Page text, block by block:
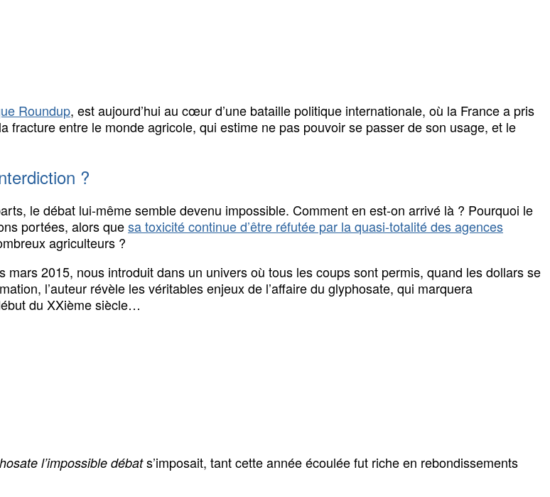
Roundup, est aujourd’hui au cœur d’une bataille politique internationale, où la France a pris
entre le monde agricole, qui estime ne pas pouvoir se passer de son usage, et le
?
le débat lui-même semble devenu impossible. Comment en est-on arrivé là ? Pourquoi le
portées, alors quesa toxicité continue d’être réfutée par la quasi-totalité des agences
agriculteurs ?
2015, nous introduit dans un univers où tous les coups sont permis, quand les dollars se
l’auteur révèle les véritables enjeux de l’affaire du glyphosate, qui marquera
du XXième siècle…
l’impossible débats’imposait, tant cette année écoulée fut riche en rebondissements